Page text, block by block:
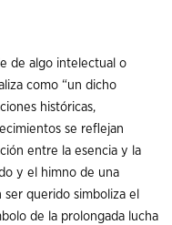
de algo intelectual o
como “un dicho
históricas,
se reflejan
entre la esencia y la
y el himno de una
querido simboliza el
de la prolongada lucha